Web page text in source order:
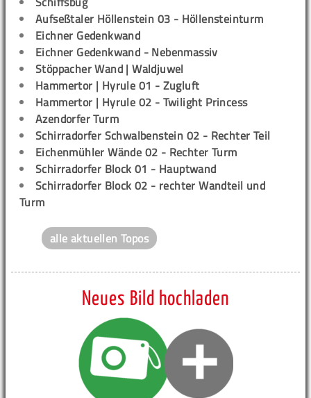
Aufseßtaler Höllenstein 03 - Höllensteinturm
Eichner Gedenkwand
Eichner Gedenkwand - Nebenmassiv
Stöppacher Wand | Waldjuwel
Hammertor | Hyrule 01 - Zugluft
Hammertor | Hyrule 02 - Twilight Princess
Azendorfer Turm
Schirradorfer Schwalbenstein 02 - Rechter Teil
Eichenmühler Wände 02 - Rechter Turm
Schirradorfer Block 01 - Hauptwand
Schirradorfer Block 02 - rechter Wandteil und
Turm
alle aktuellen Topos
Neues Bild hochladen